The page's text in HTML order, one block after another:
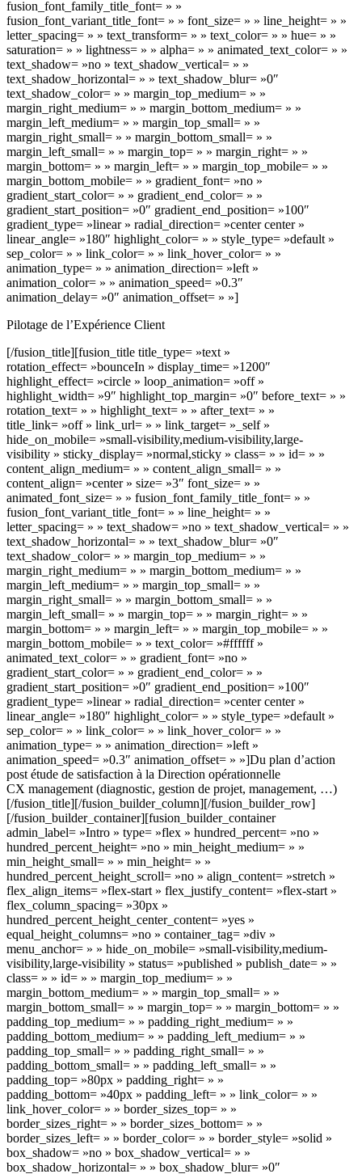
fusion_font_family_title_font= » »
fusion_font_variant_title_font= » » font_size= » » line_height= » »
letter_spacing= » » text_transform= » » text_color= » » hue= » »
saturation= » » lightness= » » alpha= » » animated_text_color= » »
text_shadow= »no » text_shadow_vertical= » »
text_shadow_horizontal= » » text_shadow_blur= »0″
text_shadow_color= » » margin_top_medium= » »
margin_right_medium= » » margin_bottom_medium= » »
margin_left_medium= » » margin_top_small= » »
margin_right_small= » » margin_bottom_small= » »
margin_left_small= » » margin_top= » » margin_right= » »
margin_bottom= » » margin_left= » » margin_top_mobile= » »
margin_bottom_mobile= » » gradient_font= »no »
gradient_start_color= » » gradient_end_color= » »
gradient_start_position= »0″ gradient_end_position= »100″
gradient_type= »linear » radial_direction= »center center »
linear_angle= »180″ highlight_color= » » style_type= »default »
sep_color= » » link_color= » » link_hover_color= » »
animation_type= » » animation_direction= »left »
animation_color= » » animation_speed= »0.3″
animation_delay= »0″ animation_offset= » »]
Pilotage de l’Expérience Client
[/fusion_title][fusion_title title_type= »text »
rotation_effect= »bounceIn » display_time= »1200″
highlight_effect= »circle » loop_animation= »off »
highlight_width= »9″ highlight_top_margin= »0″ before_text= » »
rotation_text= » » highlight_text= » » after_text= » »
title_link= »off » link_url= » » link_target= »_self »
hide_on_mobile= »small-visibility,medium-visibility,large-
visibility » sticky_display= »normal,sticky » class= » » id= » »
content_align_medium= » » content_align_small= » »
content_align= »center » size= »3″ font_size= » »
animated_font_size= » » fusion_font_family_title_font= » »
fusion_font_variant_title_font= » » line_height= » »
letter_spacing= » » text_shadow= »no » text_shadow_vertical= » »
text_shadow_horizontal= » » text_shadow_blur= »0″
text_shadow_color= » » margin_top_medium= » »
margin_right_medium= » » margin_bottom_medium= » »
margin_left_medium= » » margin_top_small= » »
margin_right_small= » » margin_bottom_small= » »
margin_left_small= » » margin_top= » » margin_right= » »
margin_bottom= » » margin_left= » » margin_top_mobile= » »
margin_bottom_mobile= » » text_color= »#ffffff »
animated_text_color= » » gradient_font= »no »
gradient_start_color= » » gradient_end_color= » »
gradient_start_position= »0″ gradient_end_position= »100″
gradient_type= »linear » radial_direction= »center center »
linear_angle= »180″ highlight_color= » » style_type= »default »
sep_color= » » link_color= » » link_hover_color= » »
animation_type= » » animation_direction= »left »
animation_speed= »0.3″ animation_offset= » »]Du plan d’action
post étude de satisfaction à la Direction opérationnelle
CX management (diagnostic, gestion de projet, management, …)[/fusion_title][/fusion_builder_column][/fusion_builder_row][/fusion_builder_container][fusion_builder_container admin_label= »Intro » type= »flex » hundred_percent= »no » hundred_percent_height= »no » min_height_medium= » » min_height_small= » » min_height= » » hundred_percent_height_scroll= »no » align_content= »stretch » flex_align_items= »flex-start » flex_justify_content= »flex-start » flex_column_spacing= »30px » hundred_percent_height_center_content= »yes » equal_height_columns= »no » container_tag= »div » menu_anchor= » » hide_on_mobile= »small-visibility,medium-visibility,large-visibility » status= »published » publish_date= » » class= » » id= » » margin_top_medium= » » margin_bottom_medium= » » margin_top_small= » » margin_bottom_small= » » margin_top= » » margin_bottom= » » padding_top_medium= » » padding_right_medium= » » padding_bottom_medium= » » padding_left_medium= » » padding_top_small= » » padding_right_small= » » padding_bottom_small= » » padding_left_small= » » padding_top= »80px » padding_right= » » padding_bottom= »40px » padding_left= » » link_color= » » link_hover_color= » » border_sizes_top= » » border_sizes_right= » » border_sizes_bottom= » » border_sizes_left= » » border_color= » » border_style= »solid » box_shadow= »no » box_shadow_vertical= » » box_shadow_horizontal= » » box_shadow_blur= »0″ box_shadow_spread= »0″ box_shadow_color= » » box_shadow_style= » » z_index= » » overflow= » » gradient_start_color= » » gradient_end_color= » » gradient_start_position= »0″ gradient_end_position= »100″ gradient_type= »linear » radial_direction= »center center » linear_angle= »180″ background_color= » » background_image= » » skip_lazy_load= » » background_position= »center center » background_repeat= »no-repeat » fade= »no » background_parallax= »none » enable_mobile= »no » parallax_speed= »0.3″ background_blend_mode= »none » video_mp4= » » video_webm= » » video_ogv= » » video_url= » » video_aspect_ratio= »16:9″ video_loop= »yes » video_mute= »yes » video_preview_image= » » render_logics= » » absolute= »off » absolute_devices= »small,medium,large » sticky= »off » sticky_devices= »small-visibility,medium-visibility,large-visibility » sticky_background_color= » » sticky_height= » » sticky_offset= » » sticky_transition_offset= »0″ scroll_offset= »0″ animation_type= » » animation_direction= »left » animation_speed= »0.3″ animation_offset= » » filter_hue= »0″ filter_saturation= »100″ filter_brightness= »100″ filter_contrast= »100″ filter_invert= »0″ filter_sepia= »0″ filter_opacity= »100″ filter_blur= »0″ filter_hue_hover= »0″ filter_saturation_hover= »100″ filter_brightness_hover= »100″ filter_contrast_hover= »100″ filter_invert_hover= »0″ filter_sepia_hover= »0″ filter_opacity_hover= »100″ filter_blur_hover= »0″ admin_toggled= »no »][fusion_builder_row][fusion_builder_column type= »1_3″ layout= »1_1″ align_self= »auto » content_layout= »column » align_content= »flex-start » valign_content= »flex-start » content_wrap= »wrap » spacing= » » center_content= »no » link= » » target= »_self » min_height= » » hide_on_mobile= »small-visibility,medium-visibility,large-visibility » sticky_display= »normal,sticky » class= » » id= » » type_medium= » » type_small= » » order_medium= »0″ order_small= »0″ dimension_spacing_medium= » » dimension_spacing_small= » » dimension_spacing= » » dimension_margin_medium= » » dimension_margin_small= » » margin_top= » » margin_bottom= » » padding_medium= » » padding_small= » » padding_top= » » padding_right= » » padding_bottom= » » padding_left= » » hover_type= »none » border_sizes= » » border_color= » » border_style= »solid » border_radius= » » box_shadow= »no » dimension_box_shadow= » » box_shadow_blur= »0″ box_shadow_spread= »0″ box_shadow_color= » » box_shadow_style= » » background_type= »single » gradient_start_color= » » gradient_end_color= » » gradient_start_position= »0″ gradient_end_position= »100″ gradient_type= »linear » radial_direction= »center center » linear_angle= »180″ background_color= » » background_image= » » background_image_id= » » background_position= »left top » background_repeat= »no-repeat » background_blend_mode= »none » render_logics= » » filter_type= »regular » filter_hue= »0″ filter_saturation= »100″ filter_brightness= »100″ filter_contrast= »100″ filter_invert= »0″ filter_sepia= »0″ filter_opacity= »100″ filter_blur= »0″ filter_hue_hover= »0″ filter_saturation_hover= »100″ filter_brightness_hover= »100″ filter_contrast_hover= »100″ filter_invert_hover= »0″ filter_sepia_hover= »0″ filter_opacity_hover= »100″ filter_blur_hover= »0″ animation_type= » » animation_direction= »left » animation_speed= »0.3″ animation_offset= » » last= »false » border_position= »all » first= »true » spacing_right= » »][fusion_imageframe image_id= »439|full » max_width= » » sticky_max_width= » » skip_lazy_load= » » style_type= » » blur= » » stylecolor= » » hover_type= »none » bordersize= » » bordercolor= » » borderradius= » » align_medium= »none » align_small= »none » align= »none » margin_top= » » margin_right= » » margin_bottom= » » margin_left= » » lightbox= »no » gallery_id= » » lightbox_image= » » lightbox_image_id= » » alt= » » link= » » linktarget= »_self » hide_on_mobile= »small-visibility,medium-visibility,large-visibility » sticky_display= »normal,sticky » class= » » id= » » animation_type= » » animation_direction= »left » animation_speed= »0.3″ animation_offset= » » filter_hue= »0″ filter_saturation= »100″ filter_brightness= »100″ filter_contrast= »100″ filter_invert= »0″ filter_sepia= »0″ filter_opacity= »100″ filter_blur= »0″ filter_hue_hover= »0″ filter_saturation_hover= »100″ filter_brightness_hover= »100″ filter_contrast_hover= »100″ filter_invert_hover= »0″ filter_sepia_hover= »0″ filter_opacity_hover= »100″ filter_blur_hover= »0″]https://www.init-marketing.fr/wp-content/uploads/2021/07/visuel-consulting.jpg[/fusion_imageframe][/fusion_builder_column][fusion_builder_column type= »2_3″ layout= »1_1″ align_self= »auto » content_layout= »column » align_content= »flex-start » valign_content= »flex-start » content_wrap= »wrap » spacing= » » center_content= »no » link= » » target= »_self » min_height= » » hide_on_mobile= »small-visibility,medium-visibility,large-visibility » sticky_display= »normal,sticky » class= » » id= » » type_medium= » » type_small= » » order_medium= »0″ order_small= »0″ dimension_spacing_medium= » » dimension_spacing_small= » » dimension_spacing= » » dimension_margin_medium= » » dimension_margin_small= » » margin_top= » » margin_bottom= » » padding_medium= » » padding_small= » » padding_top= » » padding_right= » » padding_bottom= » » padding_left= » » hover_type= »none » border_sizes= » » border_color= » » border_style= »solid » border_radius= » » box_shadow= »no » dimension_box_shadow= » » box_shadow_blur= »0″ box_shadow_spread= »0″ box_shadow_color= » » box_shadow_style= » » background_type= »single » gradient_start_color= » » gradient_end_color= » » gradient_start_position= »0″ gradient_end_position= »100″ gradient_type= »linear » radial_direction= »center center » linear_angle= »180″ background_color= » » background_image= » » background_image_id= » » background_position= »left top » background_repeat= »no-repeat » background_blend_mode= »none » render_logics= » » filter_type= »regular » filter_hue= »0″ filter_saturation= »100″ filter_brightness= »100″ filter_contrast= »100″ filter_invert= »0″ filter_sepia= »0″ filter_opacity= »100″ filter_blur= »0″ filter_hue_hover= »0″ filter_saturation_hover= »100″ filter_brightness_hover= »100″ filter_contrast_hover= »100″ filter_invert_hover= »0″ filter_sepia_hover= »0″ filter_opacity_hover= »100″ filter_blur_hover= »0″ animation_type= » » animation_direction= »left » animation_speed= »0.3″ animation_offset= » » last= »true » border_position= »all » first= »false » spacing_right= » »][fusion_builder_row_inner][fusion_builder_column_inner type= »1_2″ layout= »1_2″ align_self= »auto » content_layout= »column » align_content= »flex-start » valign_content= »flex-start » content_wrap= »wrap » spacing= » » center_content= »no » link= » » target= »_self » min_height= » » hide_on_mobile= »small-visibility,medium-visibility,large-visibility » sticky_display= »normal,sticky » class= » » id= » » type_medium= » » type_small= » » order_medium= »0″ order_small= »0″ dimension_spacing_medium= » » dimension_spacing_small= » » dimension_spacing= » » dimension_margin_medium= » » dimension_margin_small= » » dimension_margin= » » padding_medium= » » padding_small= » » padding_top= » » padding_right= » » padding_bottom= » » padding_left= » » hover_type= »none » border_sizes= » » border_color= » » border_style= »solid » border_radius= » » box_shadow= »no » dimension_box_shadow= » » box_shadow_blur= »0″ box_shadow_spread= »0″ box_shadow_color= » » box_shadow_style= » » background_type= »single » gradient_start_color= » » gradient_end_color= » » gradient_start_position= »0″ gradient_end_position= »100″ gradient_type= »linear » radial_direction= »center center » linear_angle= »180″ background_color= » » background_image= » » background_image_id= » » background_position= »left top » background_repeat= »no-repeat » background_blend_mode= »none » render_logics= » » filter_type= »regular » filter_hue= »0″ filter_saturation= »100″ filter_brightness= »100″ filter_contrast= »100″ filter_invert= »0″ filter_sepia= »0″ filter_opacity= »100″ filter_blur= »0″ filter_hue_hover= »0″ filter_saturation_hover= »100″ filter_brightness_hover= »100″ filter_contrast_hover= »100″ filter_invert_hover= »0″ filter_sepia_hover= »0″ filter_opacity_hover= »100″ filter_blur_hover= »0″ animation_type= » » animation_direction= »left » animation_speed= »0.3″ animation_offset= » » last= »false » border_position= »all » first= »true » spacing_right= » »][fusion_imageframe image_id= »311|full » max_width= » » sticky_max_width= » » skip_lazy_load= » » style_type= » » blur= » » stylecolor= » » hove